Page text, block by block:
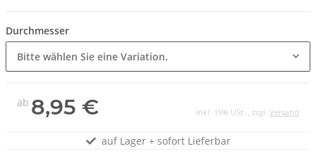
Durchmesser
Bitte wählen Sie eine Variation.
ab 8,95 € inkl. 19% USt. , zzgl. Versand
auf Lager + sofort Lieferbar